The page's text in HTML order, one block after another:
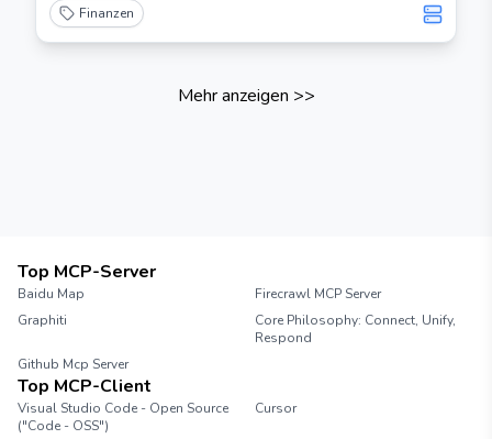
Finanzen
Mehr anzeigen >>
Top MCP-Server
Baidu Map
Firecrawl MCP Server
Graphiti
Core Philosophy: Connect, Unify,
Respond
Github Mcp Server
Top MCP-Client
Visual Studio Code - Open Source
("Code - OSS")
Cursor